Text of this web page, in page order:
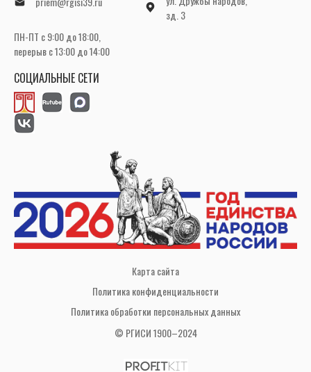
зд. 3
ПН-ПТ с 9:00 до 18:00,
перерыв с 13:00 до 14:00
СОЦИАЛЬНЫЕ СЕТИ
Политика конфиденциальности
Политика обработки персональных данных
© РГИСИ 1900–2024
Карта сайта